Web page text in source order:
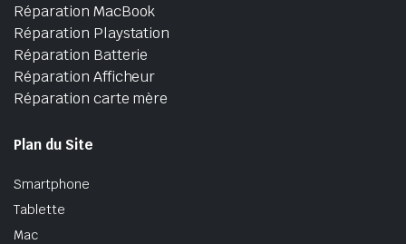
Réparation MacBook
Réparation Playstation
Réparation Batterie
Réparation Afficheur
Réparation carte mère
Plan du Site
Smartphone
Tablette
Mac